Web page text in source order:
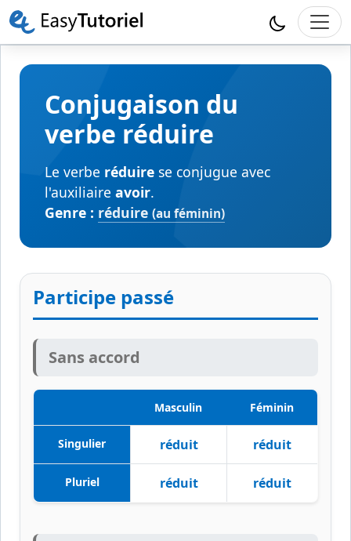
Conjugaison du
verbe réduire
Le verbe réduire se conjugue avec
l'auxiliaire avoir.
Genre : réduire (au féminin)
Participe passé
Sans accord
Masculin Féminin
Singulier réduit réduit
Pluriel réduit réduit